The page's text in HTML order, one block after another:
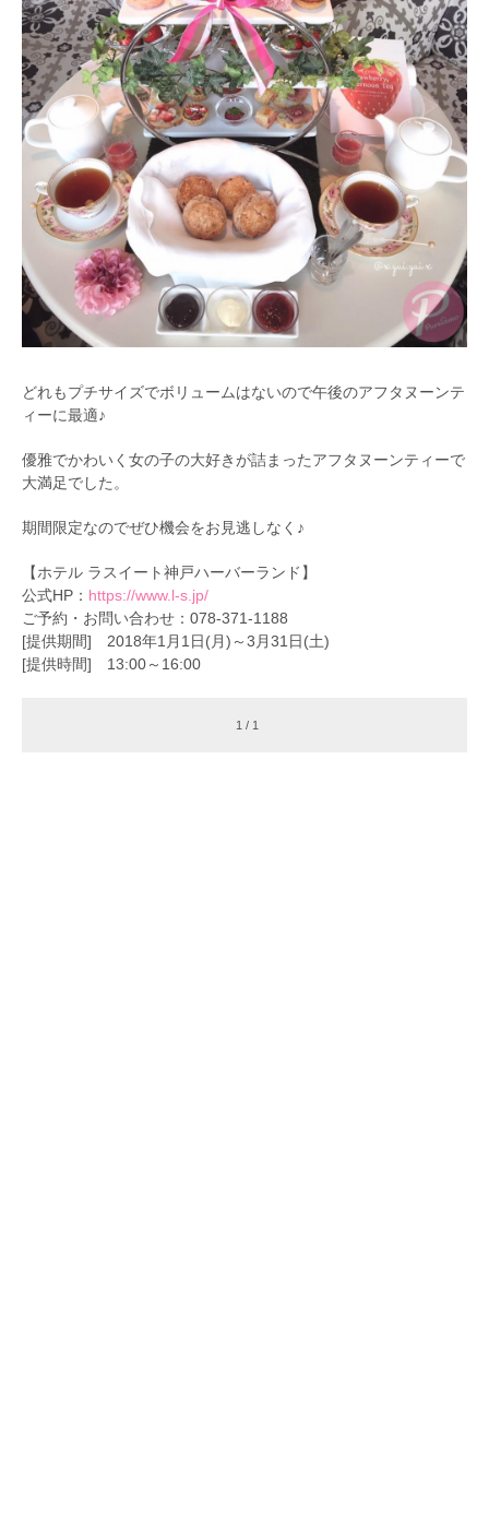
どれもプチサイズでボリュームはないので午後のアフタヌーンテ
ィーに最適♪
優雅でかわいく女の子の大好きが詰まったアフタヌーンティーで
大満足でした。
期間限定なのでぜひ機会をお見逃しなく♪
【ホテル ラスイート神戸ハーバーランド】
公式HP： https://www.l-s.jp/
ご予約・お問い合わせ：078-371-1188
[提供期間] 2018年1月1日(月)～3月31日(土)
[提供時間] 13:00～16:00
1 / 1